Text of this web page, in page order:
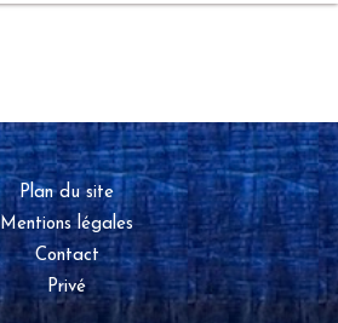
Plan du site
Mentions légales
Contact
Privé